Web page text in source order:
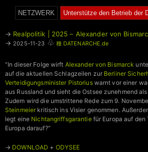
NETZWERK Unterstütze den Betrieb der
→ Realpolitik | 2025 – Alexander von
→ 2025-11-23 ♧ 種 DATENARCHE.de
“In dieser Folge wirft Alexander von Bismarck
auf die aktuellen Schlagzeilen zur Berliner
Verteidigungsminister Pistoriuswarnt vor einer
aus Russland und sieht die Ostsee zunehmend
Zudem wird die umstrittene Rede zum 9.
Steinmeier kritisch ins Visier genommen.
legt eine Nichtangriffsgarantiefür Europa auf den
Europa darauf?”
→ DOWNLOAD + ODYSEE